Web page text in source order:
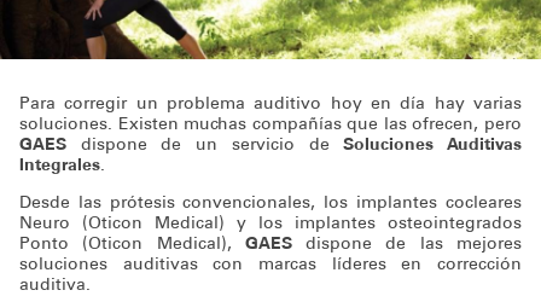
Para corregir un problema auditivo hoy en día hay varias
soluciones. Existen muchas compañías que las ofrecen, pero
GAES dispone de un servicio deSoluciones Auditivas
Integrales.
Desde las prótesis convencionales, los implantes cocleares
Neuro (Oticon Medical) y los implantes osteointegrados
Ponto (Oticon Medical), GAESdispone de las mejores
soluciones auditivas con marcas líderes en corrección
auditiva.